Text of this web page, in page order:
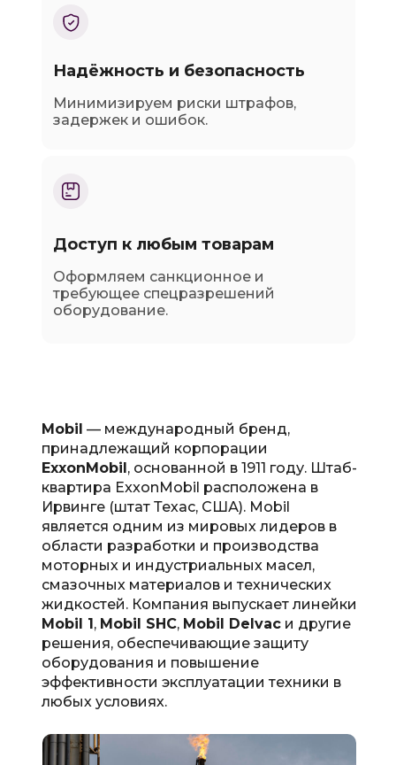
Надёжность и безопасность
Минимизируем риски штрафов,
задержек и ошибок.
Доступ к любым товарам
Оформляем санкционное и
требующее спецразрешений
оборудование.
Mobil — международный бренд,
принадлежащий корпорации
ExxonMobil, основанной в 1911 году. Штаб-
квартира ExxonMobil расположена в
Ирвинге (штат Техас, США). Mobil
является одним из мировых лидеров в
области разработки и производства
моторных и индустриальных масел,
смазочных материалов и технических
жидкостей. Компания выпускает линейки
Mobil 1, Mobil SHC, Mobil Delvacи другие
решения, обеспечивающие защиту
оборудования и повышение
эффективности эксплуатации техники в
любых условиях.